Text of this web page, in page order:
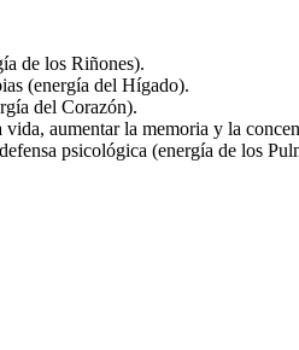
de los Riñones).
(energía del Hígado).
del Corazón).
aumentar la memoria y la
psicológica (energía de los